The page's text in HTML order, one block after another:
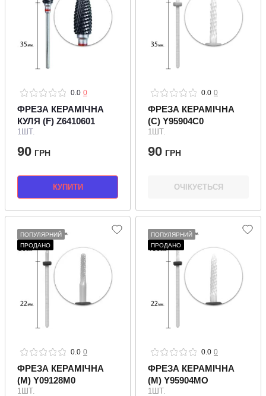
0.0 0
ФРЕЗА КЕРАМІЧНА
КУЛЯ (F) Z6410601
1ШТ.
90 ГРН
КУПИТИ
0.0 0
ФРЕЗА КЕРАМІЧНА
(C) Y95904C0
1ШТ.
90 ГРН
ОЧІКУЄТЬСЯ
ПОПУЛЯРНИЙ
ПРОДАНО
0.0 0
ФРЕЗА КЕРАМІЧНА
(M) Y09128M0
1ШТ.
ПОПУЛЯРНИЙ
ПРОДАНО
0.0 0
ФРЕЗА КЕРАМІЧНА
(M) Y95904MO
1ШТ.